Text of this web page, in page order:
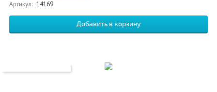
Артикул: 14169